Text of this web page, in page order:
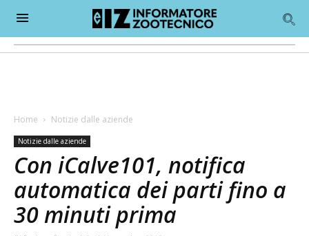
Home Notizie dalle aziende
Notizie dalle aziende
Con iCalve101, notifica
automatica dei parti fino a
30 minuti prima